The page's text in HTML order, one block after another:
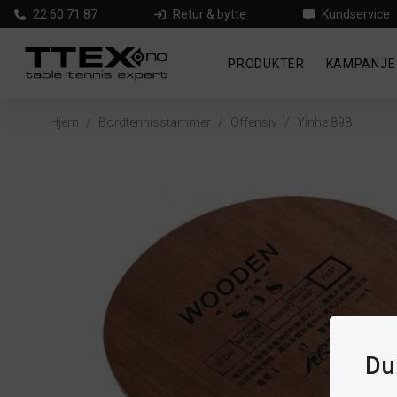
22 60 71 87 Retur & bytte Kundservice
PRODUKTER KAMPANJE
Hjem / Bordtennisstammer / Offensiv / Yinhe 898